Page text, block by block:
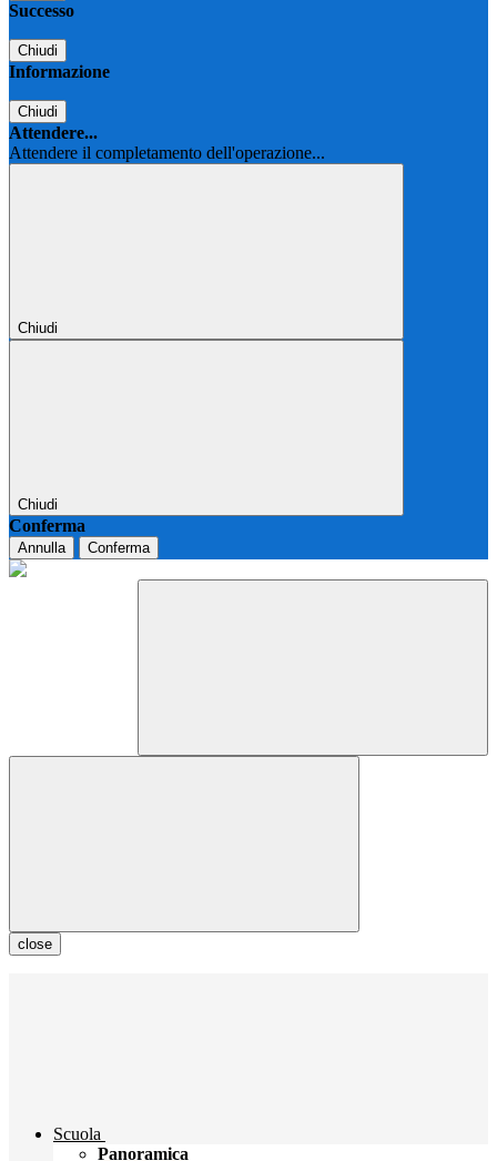
Successo
Chiudi
Informazione
Chiudi
Attendere...
Attendere il completamento dell'operazione...
Chiudi
Chiudi
Conferma
Annulla Conferma
close
Scuola
Panoramica